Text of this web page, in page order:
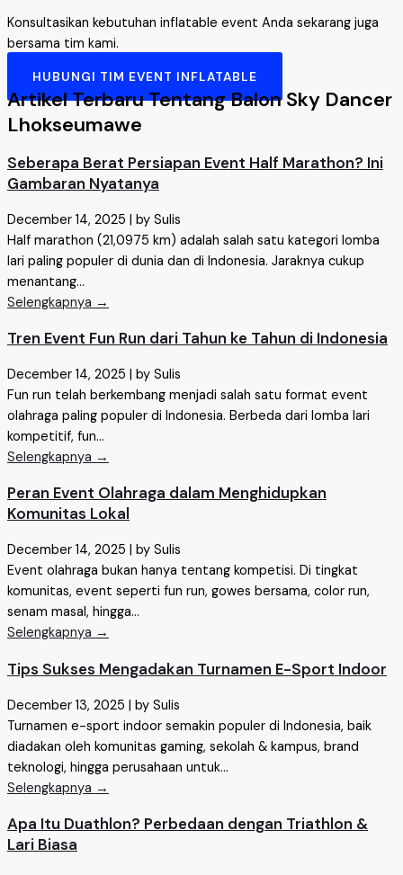
Konsultasikan kebutuhan inflatable event Anda sekarang juga
bersama tim kami.
HUBUNGI TIM EVENT INFLATABLE
Artikel Terbaru Tentang Balon Sky Dancer
Lhokseumawe
Seberapa Berat Persiapan Event Half Marathon? Ini
Gambaran Nyatanya
December 14, 2025
by Sulis
Half marathon (21,0975 km) adalah salah satu kategori lomba
lari paling populer di dunia dan di Indonesia. Jaraknya cukup
menantang...
Selengkapnya →
Tren Event Fun Run dari Tahun ke Tahun di Indonesia
December 14, 2025
by Sulis
Fun run telah berkembang menjadi salah satu format event
olahraga paling populer di Indonesia. Berbeda dari lomba lari
kompetitif, fun...
Selengkapnya →
Peran Event Olahraga dalam Menghidupkan
Komunitas Lokal
December 14, 2025
by Sulis
Event olahraga bukan hanya tentang kompetisi. Di tingkat
komunitas, event seperti fun run, gowes bersama, color run,
senam masal, hingga...
Selengkapnya →
Tips Sukses Mengadakan Turnamen E-Sport Indoor
December 13, 2025 | by Sulis
Turnamen e-sport indoor semakin populer di Indonesia, baik
diadakan oleh komunitas gaming, sekolah & kampus, brand
teknologi, hingga perusahaan untuk...
Selengkapnya →
Apa Itu Duathlon? Perbedaan dengan Triathlon &
Lari Biasa